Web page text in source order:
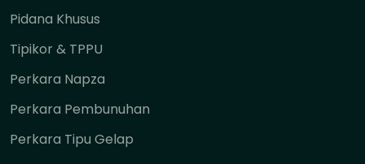
Pidana Khusus
Tipikor & TPPU
Perkara Napza
Perkara Pembunuhan
Perkara Tipu Gelap